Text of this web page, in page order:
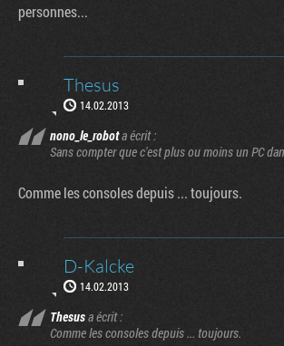
personnes...
Thesus
14.02.2013
nono_le_robota écrit :
Sans compter que c'est plus ou moins un PC
Comme les consoles depuis ... toujours.
D-Kalcke
14.02.2013
Thesusa écrit :
Comme les consoles depuis ... toujours.